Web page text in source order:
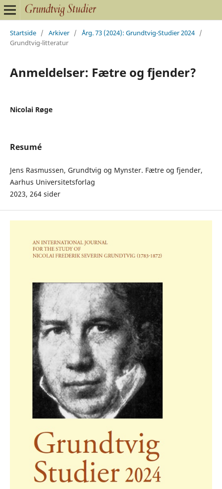
Startside / Arkiver / Årg. 73 (2024): Grundtvig-Studier 2024 /
Grundtvig-litteratur
Anmeldelser: Fætre og fjender?
Nicolai Røge
Resumé
Jens Rasmussen, Grundtvig og Mynster. Fætre og fjender,
Aarhus Universitetsforlag
2023, 264 sider